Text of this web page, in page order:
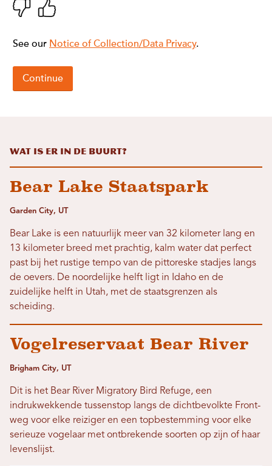
Wat is er in de buurt?
Bear Lake Staatspark
Garden City, UT
Bear Lake is een natuurlijk meer van 32 kilometer lang en
13 kilometer breed met prachtig, kalm water dat perfect
past bij het rustige tempo van de pittoreske stadjes langs
de oevers. De noordelijke helft ligt in Idaho en de
zuidelijke helft in Utah, met de staatsgrenzen als
scheiding.
Vogelreservaat Bear River
Brigham City, UT
Dit is het Bear River Migratory Bird Refuge, een
indrukwekkende tussenstop langs de dichtbevolkte Front-
weg voor elke reiziger en een topbestemming voor elke
serieuze vogelaar met ontbrekende soorten op zijn of haar
levenslijst.